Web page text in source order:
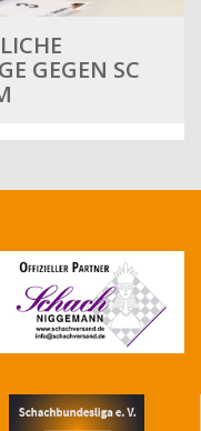
GEGEN SC